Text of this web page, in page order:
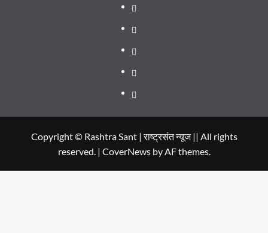
WEB
SERIES
TO
Dehradun
Smart
City
Life
in
Dehradun
Places
to
in
Dehradun
सम्पर्क
Copyright © Rashtra Sant | राष्ट्रसंत न्यूज || All rights
reserved. | CoverNewsby AF themes.